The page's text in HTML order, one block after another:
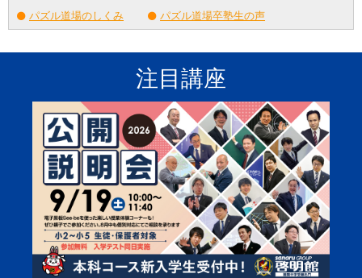
パズル道場のしくみ パズル道場卒塾生の声
注目講座